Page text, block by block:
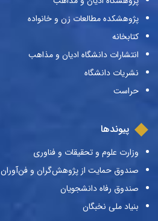
پژوهشکده مطالعات زن و خانواده
کتابخانه
انتشارات دانشگاه ادیان و مذاهب
نشریات دانشگاه
حراست
پیوندها
وزارت علوم و تحقیقات و فناوری
صندوق حمایت از پژوهش‌گران و فن‌آوران
صندوق رفاه دانشجویان
بنیاد ملی نخبگان